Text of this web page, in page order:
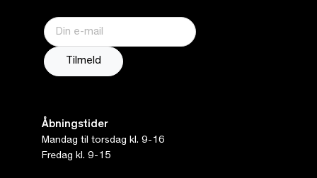
Åbningstider
Mandag til torsdag kl. 9-16
Fredag kl. 9-15